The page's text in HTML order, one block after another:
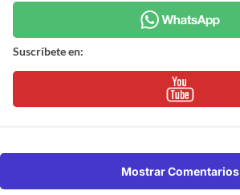
Suscríbete en:
Mostrar Comentarios